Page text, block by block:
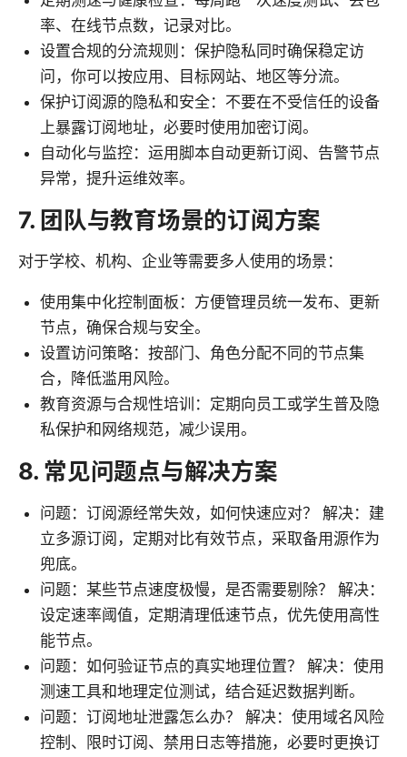
率、在线节点数，记录对比。
设置合规的分流规则：保护隐私同时确保稳定访
问，你可以按应用、目标网站、地区等分流。
保护订阅源的隐私和安全：不要在不受信任的设备
上暴露订阅地址，必要时使用加密订阅。
自动化与监控：运用脚本自动更新订阅、告警节点
异常，提升运维效率。
7. 团队与教育场景的订阅方案
对于学校、机构、企业等需要多人使用的场景：
使用集中化控制面板：方便管理员统一发布、更新
节点，确保合规与安全。
设置访问策略：按部门、角色分配不同的节点集
合，降低滥用风险。
教育资源与合规性培训：定期向员工或学生普及隐
私保护和网络规范，减少误用。
8. 常见问题点与解决方案
问题：订阅源经常失效，如何快速应对？ 解决：建
立多源订阅，定期对比有效节点，采取备用源作为
兜底。
问题：某些节点速度极慢，是否需要剔除？ 解决：
设定速率阈值，定期清理低速节点，优先使用高性
能节点。
问题：如何验证节点的真实地理位置？ 解决：使用
测速工具和地理定位测试，结合延迟数据判断。
问题：订阅地址泄露怎么办？ 解决：使用域名风险
控制、限时订阅、禁用日志等措施，必要时更换订